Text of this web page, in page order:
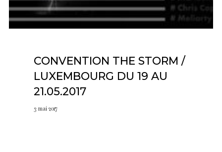
CONVENTION THE STORM /
LUXEMBOURG DU 19 AU
21.05.2017
3 mai 2017